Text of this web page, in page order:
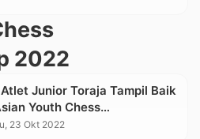
2022
Junior Toraja Tampil Baik
Youth Chess
2022 di Bali
23 Okt 2022